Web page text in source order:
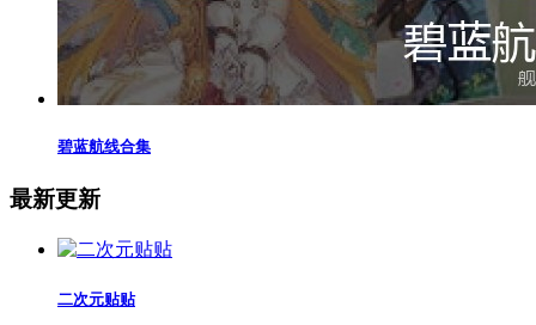
碧蓝航线合集
最新更新
二次元贴贴